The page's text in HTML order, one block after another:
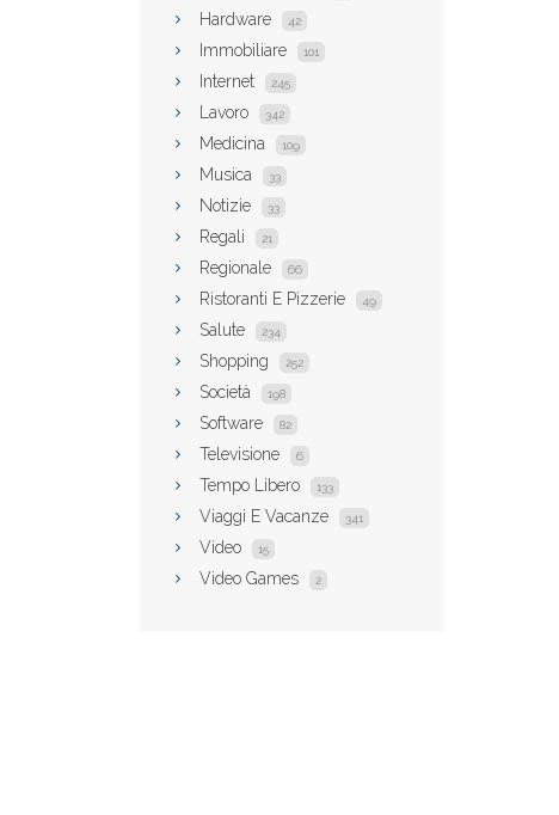
Hardware 42
Immobiliare 101
Internet 245
Lavoro 342
Medicina 109
Musica 33
Notizie 33
Regali 21
Regionale 66
Ristoranti E Pizzerie 49
Salute 234
Shopping 252
Società 198
Software 82
Televisione 6
Tempo Libero 133
Viaggi E Vacanze 341
Video 15
Video Games 2